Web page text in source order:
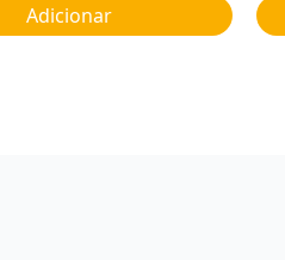
Adicionar